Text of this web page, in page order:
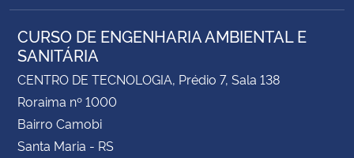
CURSO DE ENGENHARIA AMBIENTAL E
SANITÁRIA
CENTRO DE TECNOLOGIA, Prédio 7, Sala 138
Roraima nº 1000
Bairro Camobi
Santa Maria - RS